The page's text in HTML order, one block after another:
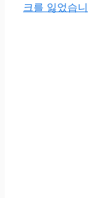
크를 잃었습